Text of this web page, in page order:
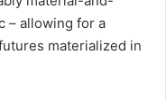
– allowing for a
materialized in